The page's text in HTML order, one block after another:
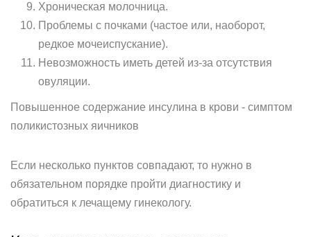
Хроническая молочница.
Проблемы с почками (частое или, наоборот,
редкое мочеиспускание).
Невозможность иметь детей из-за отсутствия
овуляции.
Повышенное содержание инсулина в крови - симптом
поликистозных яичников
Если несколько пунктов совпадают, то нужно в
обязательном порядке пройти диагностику и
обратиться к лечащему гинекологу.